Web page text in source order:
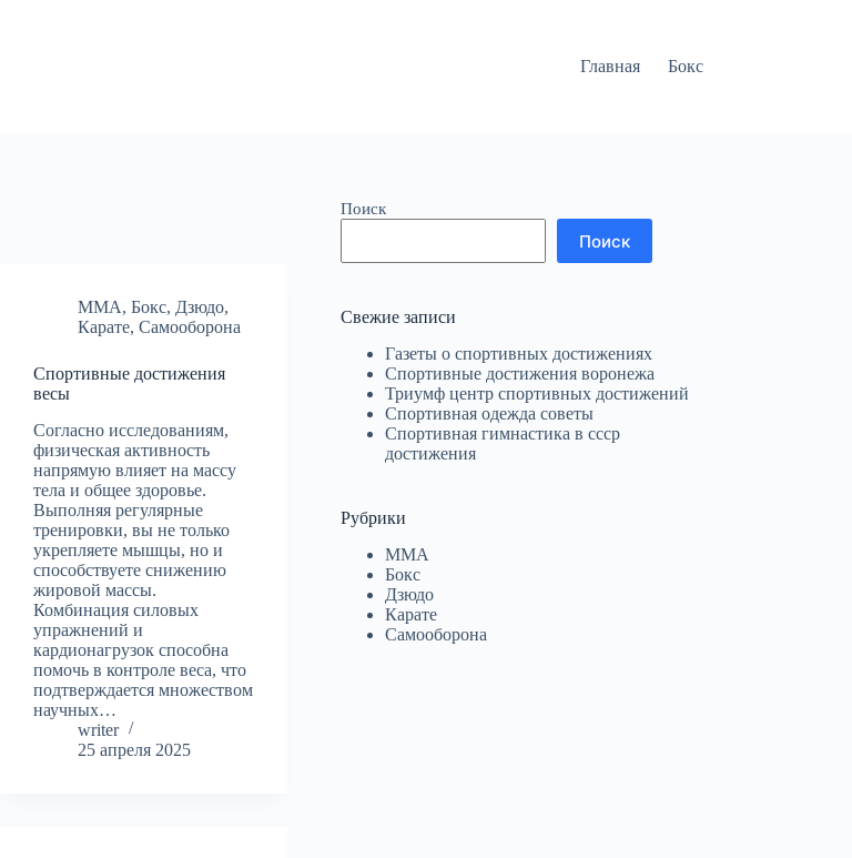
Главная Бокс
MMA,Бокс, Дзюдо,
Карате,Самооборона
Спортивные достижения
весы
Согласно исследованиям,
физическая активность
напрямую влияет на массу
тела и общее здоровье.
Выполняя регулярные
тренировки, вы не только
укрепляете мышцы, но и
способствуете снижению
жировой массы.
Комбинация силовых
упражнений и
кардионагрузок способна
помочь в контроле веса, что
подтверждается множеством
научных…
writer
25 апреля 2025
Поиск
Поиск
Свежие записи
Газеты о спортивных достижениях
Спортивные достижения воронежа
Триумф центр спортивных достижений
Спортивная одежда советы
Спортивная гимнастика в ссср
достижения
Рубрики
MMA
Бокс
Дзюдо
Карате
Самооборона